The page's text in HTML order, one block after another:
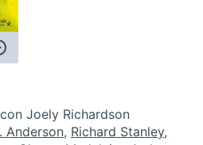
Joely Richardson
Anderson, Richard Stanley,